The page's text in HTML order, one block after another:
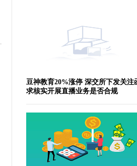
豆神教育20%涨停 深交所下发关注
求核实开展直播业务是否合规